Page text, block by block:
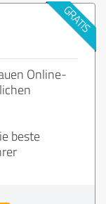
Online-
beste